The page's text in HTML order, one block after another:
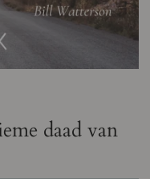
daad van